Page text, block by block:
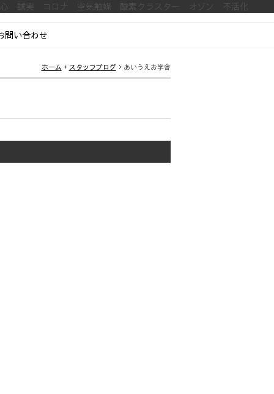
誠実 コロナ 空気触媒 酸素クラスター オゾン 不活化
問い合わせ
ホーム スタッフブログ あいうえお学舎